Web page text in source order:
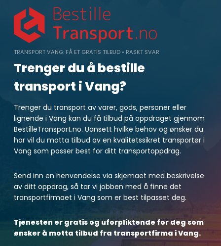
content
TRANSPORT VANG: FÅ ET GRATIS TILBUD • RASKT SVAR
Trenger du å bestille
transport i Vang?
Trenger du transport av varer, gods, personer eller
lignende i Vang kan du få tilbud på oppdraget gjennom
BestilleTransport.no. Uansett hvilke behov og ønsker du
har vil du motta tilbud av en kvalitetssikret transportør i
Vang som passer best for ditt transportoppdrag.
Send inn en henvendelse via skjemaet med beskrivelse
av ditt oppdrag, så tar vi jobben med å finne det
transportfirmaet i Vang som er best tilpasset deg.
Tjenesten er gratis og uforpliktende for deg som
ønsker å motta tilbud fra transportfirma i Vang.